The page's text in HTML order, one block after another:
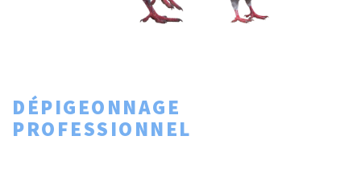
DÉPIGEONNAGE
PROFESSIONNEL